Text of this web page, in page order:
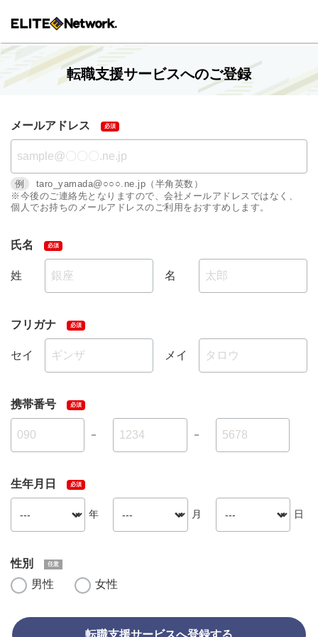
転職支援サービスへのご登録
メールアドレス
例
taro_yamada@○○○.ne.jp（半角英数）
※今後のご連絡先となりますので、会社メールアドレスではなく、
個人でお持ちのメールアドレスのご利用をおすすめします。
氏名
姓 名
フリガナ
セイ メイ
携帯番号
－ －
生年月日
年 月 日
性別
男性
女性
転職支援サービスへ登録する